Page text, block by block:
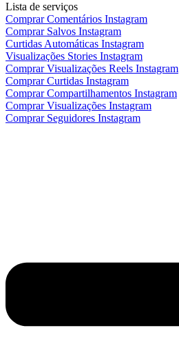
Lista de serviços
Comprar Comentários Instagram
Comprar Salvos Instagram
Curtidas Automáticas Instagram
Visualizações Stories Instagram
Comprar Visualizações Reels Instagram
Comprar Curtidas Instagram
Comprar Compartilhamentos Instagram
Comprar Visualizações Instagram
Comprar Seguidores Instagram